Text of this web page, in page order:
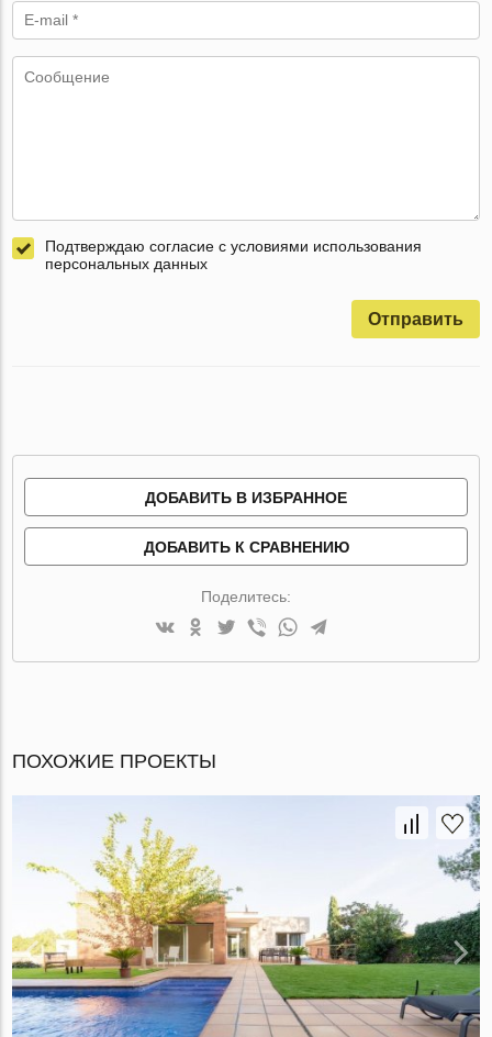
Подтверждаю согласие с условиями использования
персональных данных
Отправить
ДОБАВИТЬ В ИЗБРАННОЕ
ДОБАВИТЬ К СРАВНЕНИЮ
Поделитесь:
ПОХОЖИЕ ПРОЕКТЫ